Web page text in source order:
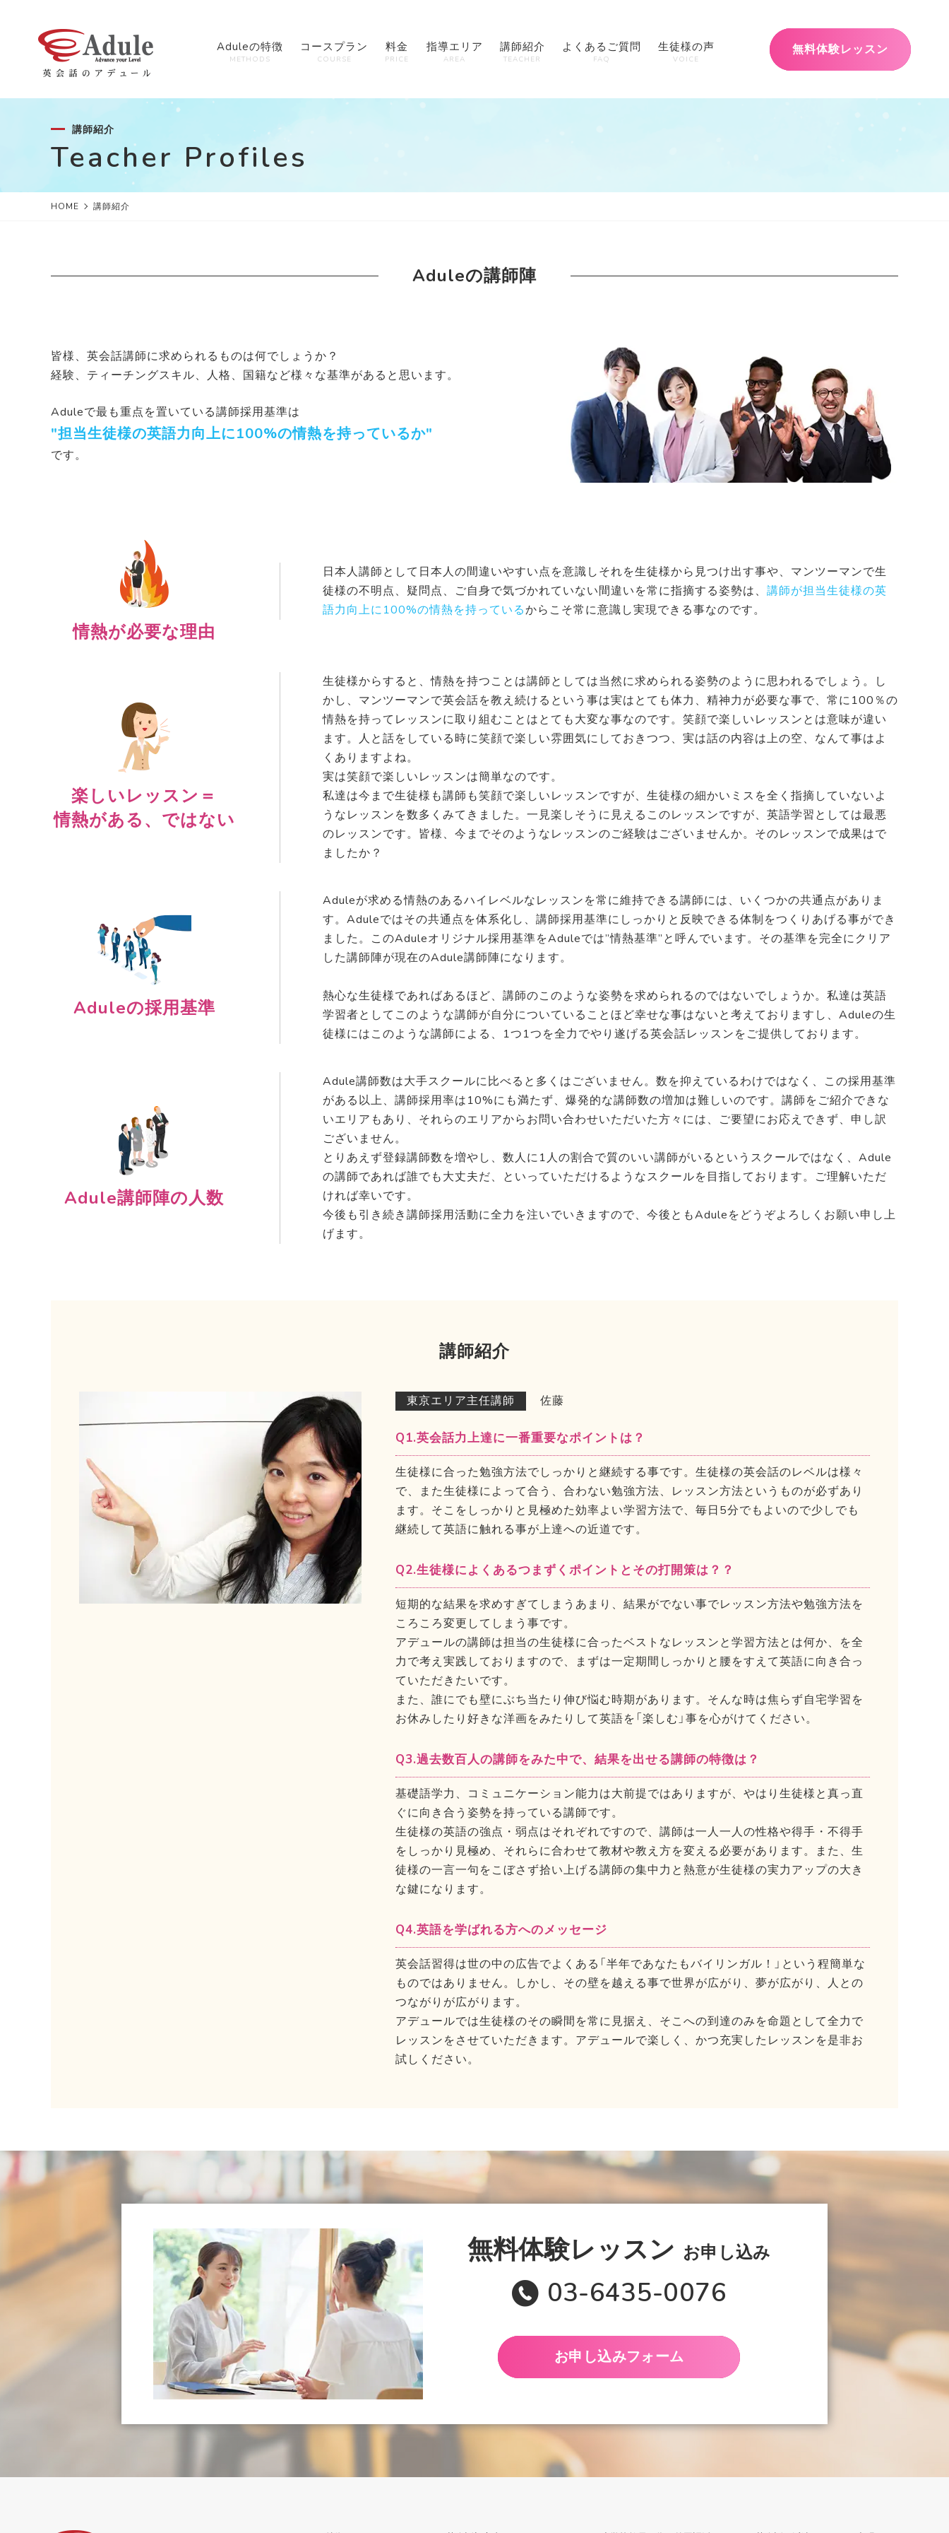
Aduleの特徴
METHODS
コースプラン
COURSE
料金
PRICE
指導エリア
AREA
講師紹介
TEACHER
よくあるご質問
FAQ
生徒様の声
VOICE
無料体験レッスン
講師紹介
Teacher Profiles
HOME 講師紹介
Aduleの講師陣
皆様、英会話講師に求められるものは何でしょうか？
経験、ティーチングスキル、人格、国籍など様々な基準があると思います。
Aduleで最も重点を置いている講師採用基準は
"担当生徒様の英語力向上に100%の情熱を持っているか"
です。
情熱が必要な理由
日本人講師として日本人の間違いやすい点を意識しそれを生徒様から見つけ出す事や、マンツーマンで生
徒様の不明点、疑問点、ご自身で気づかれていない間違いを常に指摘する姿勢は、 講師が担当生徒様の英
語力向上に100%の情熱を持っているからこそ常に意識し実現できる事なのです。
楽しいレッスン＝
情熱がある、ではない
生徒様からすると、情熱を持つことは講師としては当然に求められる姿勢のように思われるでしょう。し
かし、マンツーマンで英会話を教え続けるという事は実はとても体力、精神力が必要な事で、常に100％の
情熱を持ってレッスンに取り組むことはとても大変な事なのです。笑顔で楽しいレッスンとは意味が違い
ます。人と話をしている時に笑顔で楽しい雰囲気にしておきつつ、実は話の内容は上の空、なんて事はよ
くありますよね。
実は笑顔で楽しいレッスンは簡単なのです。
私達は今まで生徒様も講師も笑顔で楽しいレッスンですが、生徒様の細かいミスを全く指摘していないよ
うなレッスンを数多くみてきました。一見楽しそうに見えるこのレッスンですが、英語学習としては最悪
のレッスンです。皆様、今までそのようなレッスンのご経験はございませんか。そのレッスンで成果はで
ましたか？
Aduleの採用基準
Aduleが求める情熱のあるハイレベルなレッスンを常に維持できる講師には、いくつかの共通点がありま
す。Aduleではその共通点を体系化し、講師採用基準にしっかりと反映できる体制をつくりあげる事ができ
ました。このAduleオリジナル採用基準をAduleでは”情熱基準”と呼んでいます。その基準を完全にクリア
した講師陣が現在のAdule講師陣になります。
熱心な生徒様であればあるほど、講師のこのような姿勢を求められるのではないでしょうか。私達は英語
学習者としてこのような講師が自分についていることほど幸せな事はないと考えておりますし、Aduleの生
徒様にはこのような講師による、1つ1つを全力でやり遂げる英会話レッスンをご提供しております。
Adule講師陣の人数
Adule講師数は大手スクールに比べると多くはございません。数を抑えているわけではなく、この採用基準
がある以上、講師採用率は10%にも満たず、爆発的な講師数の増加は難しいのです。講師をご紹介できな
いエリアもあり、それらのエリアからお問い合わせいただいた方々には、ご要望にお応えできず、申し訳
ございません。
とりあえず登録講師数を増やし、数人に1人の割合で質のいい講師がいるというスクールではなく、Adule
の講師であれば誰でも大丈夫だ、といっていただけるようなスクールを目指しております。ご理解いただ
ければ幸いです。
今後も引き続き講師採用活動に全力を注いでいきますので、今後ともAduleをどうぞよろしくお願い申し上
げます。
講師紹介
東京エリア主任講師 佐藤
Q1.英会話力上達に一番重要なポイントは？
生徒様に合った勉強方法でしっかりと継続する事です。生徒様の英会話のレベルは様々
で、また生徒様によって合う、合わない勉強方法、レッスン方法というものが必ずあり
ます。そこをしっかりと見極めた効率よい学習方法で、毎日5分でもよいので少しでも
継続して英語に触れる事が上達への近道です。
Q2.生徒様によくあるつまずくポイントとその打開策は？？
短期的な結果を求めすぎてしまうあまり、結果がでない事でレッスン方法や勉強方法を
ころころ変更してしまう事です。
アデュールの講師は担当の生徒様に合ったベストなレッスンと学習方法とは何か、を全
力で考え実践しておりますので、まずは一定期間しっかりと腰をすえて英語に向き合っ
ていただきたいです。
また、誰にでも壁にぶち当たり伸び悩む時期があります。そんな時は焦らず自宅学習を
お休みしたり好きな洋画をみたりして英語を「楽しむ」事を心がけてください。
Q3.過去数百人の講師をみた中で、結果を出せる講師の特徴は？
基礎語学力、コミュニケーション能力は大前提ではありますが、やはり生徒様と真っ直
ぐに向き合う姿勢を持っている講師です。
生徒様の英語の強点・弱点はそれぞれですので、講師は一人一人の性格や得手・不得手
をしっかり見極め、それらに合わせて教材や教え方を変える必要があります。また、生
徒様の一言一句をこぼさず拾い上げる講師の集中力と熱意が生徒様の実力アップの大き
な鍵になります。
Q4.英語を学ばれる方へのメッセージ
英会話習得は世の中の広告でよくある「半年であなたもバイリンガル！」という程簡単な
ものではありません。しかし、その壁を越える事で世界が広がり、夢が広がり、人との
つながりが広がります。
アデュールでは生徒様のその瞬間を常に見据え、そこへの到達のみを命題として全力で
レッスンをさせていただきます。アデュールで楽しく、かつ充実したレッスンを是非お
試しください。
無料体験レッスン お申し込み
03-6435-0076
お申し込みフォーム